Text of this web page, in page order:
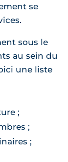
se
sous le
au sein du
une liste
;
;
;